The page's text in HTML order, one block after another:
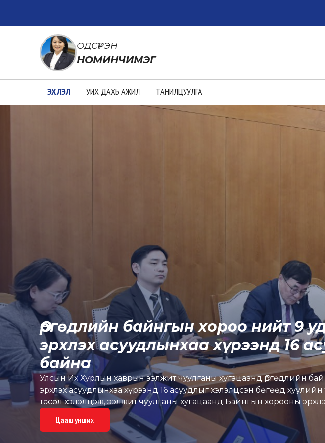
ОДСҮРЭН
НОМИНЧИМЭГ
ЭХЛЭЛ УИХ ДАХЬ АЖИЛ ТАНИЛЦУУЛГА
Өргөдлийн байнгын хороо нийт 9
эрхлэх асуудлынхаа хүрээнд 16
байна
Улсын Их Хурлын хаврын ээлжит чуулганы хугацаанд Өргөдлийн
эрхлэх асуудлынхаа хүрээнд 16 асуудлыг хэлэлцсэн бөгөөд
төсөл хэлэлцэж, ээлжит чуулганы хугацаанд Байнгын хорооны
2 тогтоолын төсөл батлуулав. Мөн яам, агентлаг, харьяа
сонсож, Байнгын хорооны 2 тогтоолын төсөл баталжээ. Түүнчлэн 6
зүйн байнгын хороотой хамтарсан 2 удаагийн хэлэлцүүлгийг тус
Цааш унших